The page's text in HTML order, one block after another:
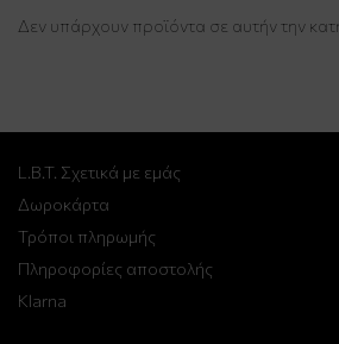
Δεν υπάρχουν προϊόντα σε αυτήν την
L.B.T. Σχετικά με εμάς
Δωροκάρτα
Τρόποι πληρωμής
Πληροφορίες αποστολής
Klarna